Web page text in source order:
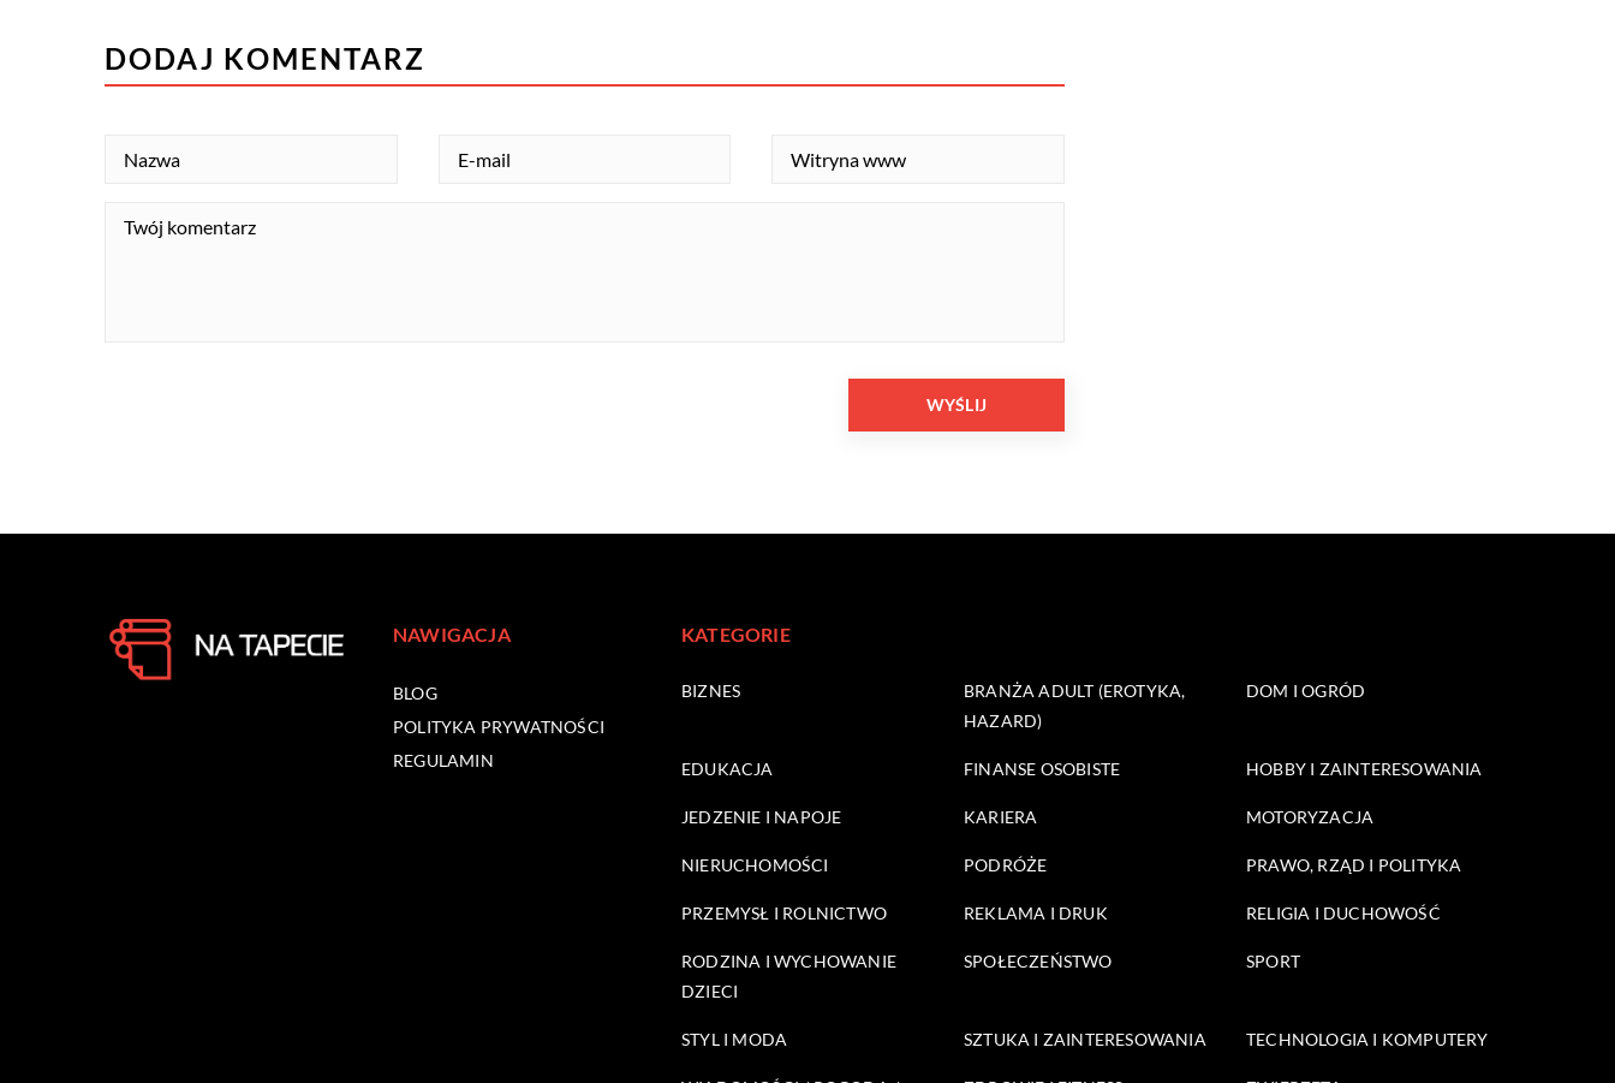
DODAJ KOMENTARZ
NAWIGACJA
BLOG
POLITYKA PRYWATNOŚCI
REGULAMIN
KATEGORIE
BIZNES
BRANŻA ADULT (EROTYKA,
HAZARD)
DOM I OGRÓD
EDUKACJA FINANSE OSOBISTE HOBBY I ZAINTERESOWANIA
JEDZENIE I NAPOJE KARIERA MOTORYZACJA
NIERUCHOMOŚCI PODRÓŻE PRAWO, RZĄD I POLITYKA
PRZEMYSŁ I ROLNICTWO REKLAMA I DRUK RELIGIA I DUCHOWOŚĆ
RODZINA I WYCHOWANIE
DZIECI
SPOŁECZEŃSTWO SPORT
STYL I MODA SZTUKA I ZAINTERESOWANIA TECHNOLOGIA I KOMPUTERY